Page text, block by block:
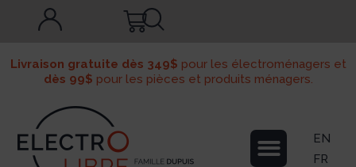
Livraison gratuite dès 349$ pour les électroménagers et
dès 99$ pour les pièces et produits ménagers.
EN
FR